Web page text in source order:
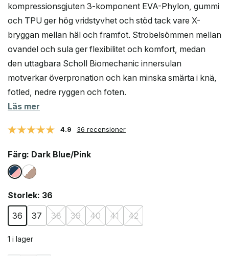
kompressionsgjuten 3-komponent EVA-Phylon, gummi
och TPU ger hög vridstyvhet och stöd tack vare X-
bryggan mellan häl och framfot. Strobelsömmen mellan
ovandel och sula ger flexibilitet och komfort, medan
den uttagbara Scholl Biomechanic innersulan
motverkar överpronation och kan minska smärta i knä,
fotled, nedre ryggen och foten.
Läs mer
4.9 36 recensioner
Färg: Dark Blue/Pink
Storlek: 36
36
37 38 39 40 41 42
1 i lager